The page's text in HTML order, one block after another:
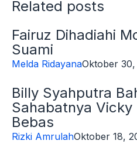
Related posts
Fairuz Dihadiahi
Suami
Melda RidayanaOktober 30,
Billy Syahputra
Sahabatnya Vicky
Bebas
Rizki AmrulahOktober 18,